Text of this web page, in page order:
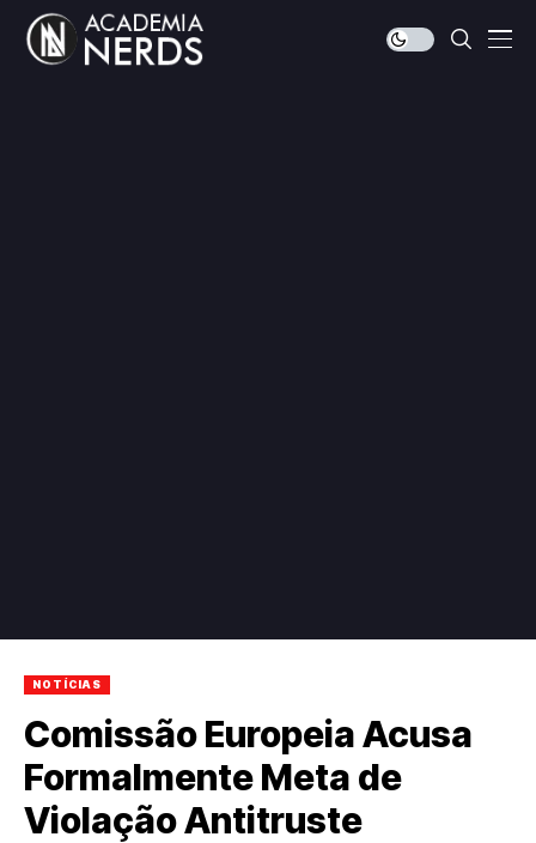
NOTÍCIAS
Comissão Europeia Acusa
Formalmente Meta de
Violação Antitruste